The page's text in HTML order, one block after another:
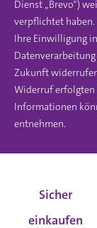
Dienst „Brevo“)
verpflichtet haben.
Ihre Einwilligung
Zukunft
Widerruf erfolgten
Informationen
entnehmen.
Sicher
einkaufen